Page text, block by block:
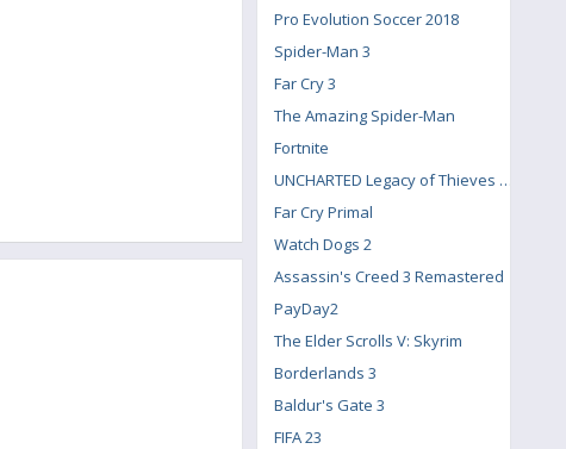
Pro Evolution Soccer 2018
Spider-Man 3
Far Cry 3
The Amazing Spider-Man
Fortnite
UNCHARTED Legacy of Thieves Collection
Far Cry Primal
Watch Dogs 2
Assassin's Creed 3 Remastered
PayDay2
The Elder Scrolls V: Skyrim
Borderlands 3
Baldur's Gate 3
FIFA 23